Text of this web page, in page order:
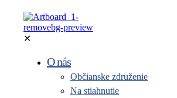
✕
O nás
Občianske združenie
Na stiahnutie